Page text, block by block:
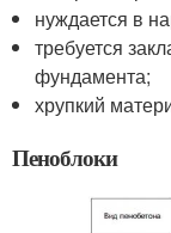
нуждается в
требуется
фундамента;
хрупкий
Пеноблоки